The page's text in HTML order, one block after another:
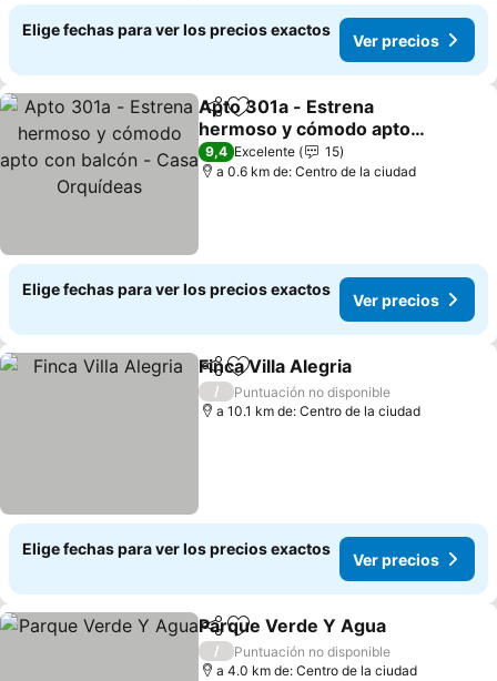
Elige fechas para ver los precios exactos
Ver precios
CompartirAgregar a favoritos
Apto 301a - Estrena
hermoso y cómodo apto
con balcón - Casa
Orquídeas
Ver precios
9,4 Excelente
15
a 0.6 km de: Centro de la ciudad
Elige fechas para ver los precios exactos
Ver precios
CompartirAgregar a favoritos
Finca Villa Alegria
/
Puntuación no disponible
a 10.1 km de: Centro de la ciudad
Elige fechas para ver los precios exactos
Ver precios
CompartirAgregar a favoritos
Parque Verde Y Agua
/
Puntuación no disponible
a 4.0 km de: Centro de la ciudad